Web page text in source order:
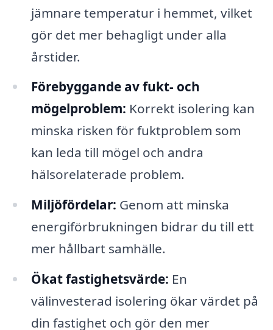
jämnare temperatur i hemmet, vilket
gör det mer behagligt under alla
årstider.
Förebyggande av fukt- och
mögelproblem: Korrekt isolering kan
minska risken för fuktproblem som
kan leda till mögel och andra
hälsorelaterade problem.
Miljöfördelar: Genom att minska
energiförbrukningen bidrar du till ett
mer hållbart samhälle.
Ökat fastighetsvärde: En
välinvesterad isolering ökar värdet på
din fastighet och gör den mer